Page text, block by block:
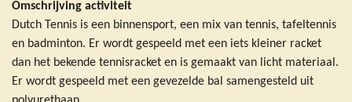
Omschrijving activiteit
Dutch Tennis is een binnensport, een mix van tennis, tafeltennis
en badminton. Er wordt gespeeld met een iets kleiner racket
dan het bekende tennisracket en is gemaakt van licht materiaal.
Er wordt gespeeld met een gevezelde bal samengesteld uit